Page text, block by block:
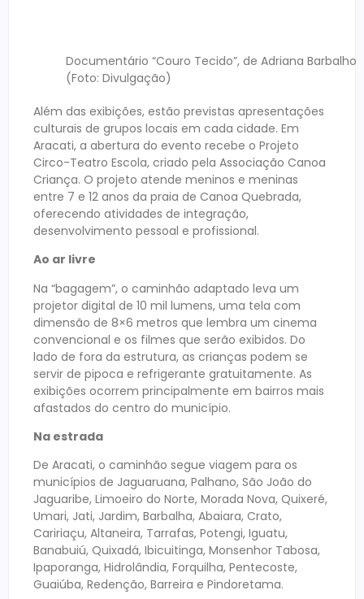
Documentário “Couro Tecido”, de Adriana Barbalho
(Foto: Divulgação)
Além das exibições, estão previstas apresentações
culturais de grupos locais em cada cidade. Em
Aracati, a abertura do evento recebe o Projeto
Circo-Teatro Escola, criado pela Associação Canoa
Criança. O projeto atende meninos e meninas
entre 7 e 12 anos da praia de Canoa Quebrada,
oferecendo atividades de integração,
desenvolvimento pessoal e profissional.
Ao ar livre
Na “bagagem”, o caminhão adaptado leva um
projetor digital de 10 mil lumens, uma tela com
dimensão de 8×6 metros que lembra um cinema
convencional e os filmes que serão exibidos. Do
lado de fora da estrutura, as crianças podem se
servir de pipoca e refrigerante gratuitamente. As
exibições ocorrem principalmente em bairros mais
afastados do centro do município.
Na estrada
De Aracati, o caminhão segue viagem para os
municípios de Jaguaruana, Palhano, São João do
Jaguaribe, Limoeiro do Norte, Morada Nova, Quixeré,
Umari, Jati, Jardim, Barbalha, Abaiara, Crato,
Caririaçu, Altaneira, Tarrafas, Potengi, Iguatu,
Banabuiú, Quixadá, Ibicuitinga, Monsenhor Tabosa,
Ipaporanga, Hidrolândia, Forquilha, Pentecoste,
Guaiúba, Redenção, Barreira e Pindoretama.